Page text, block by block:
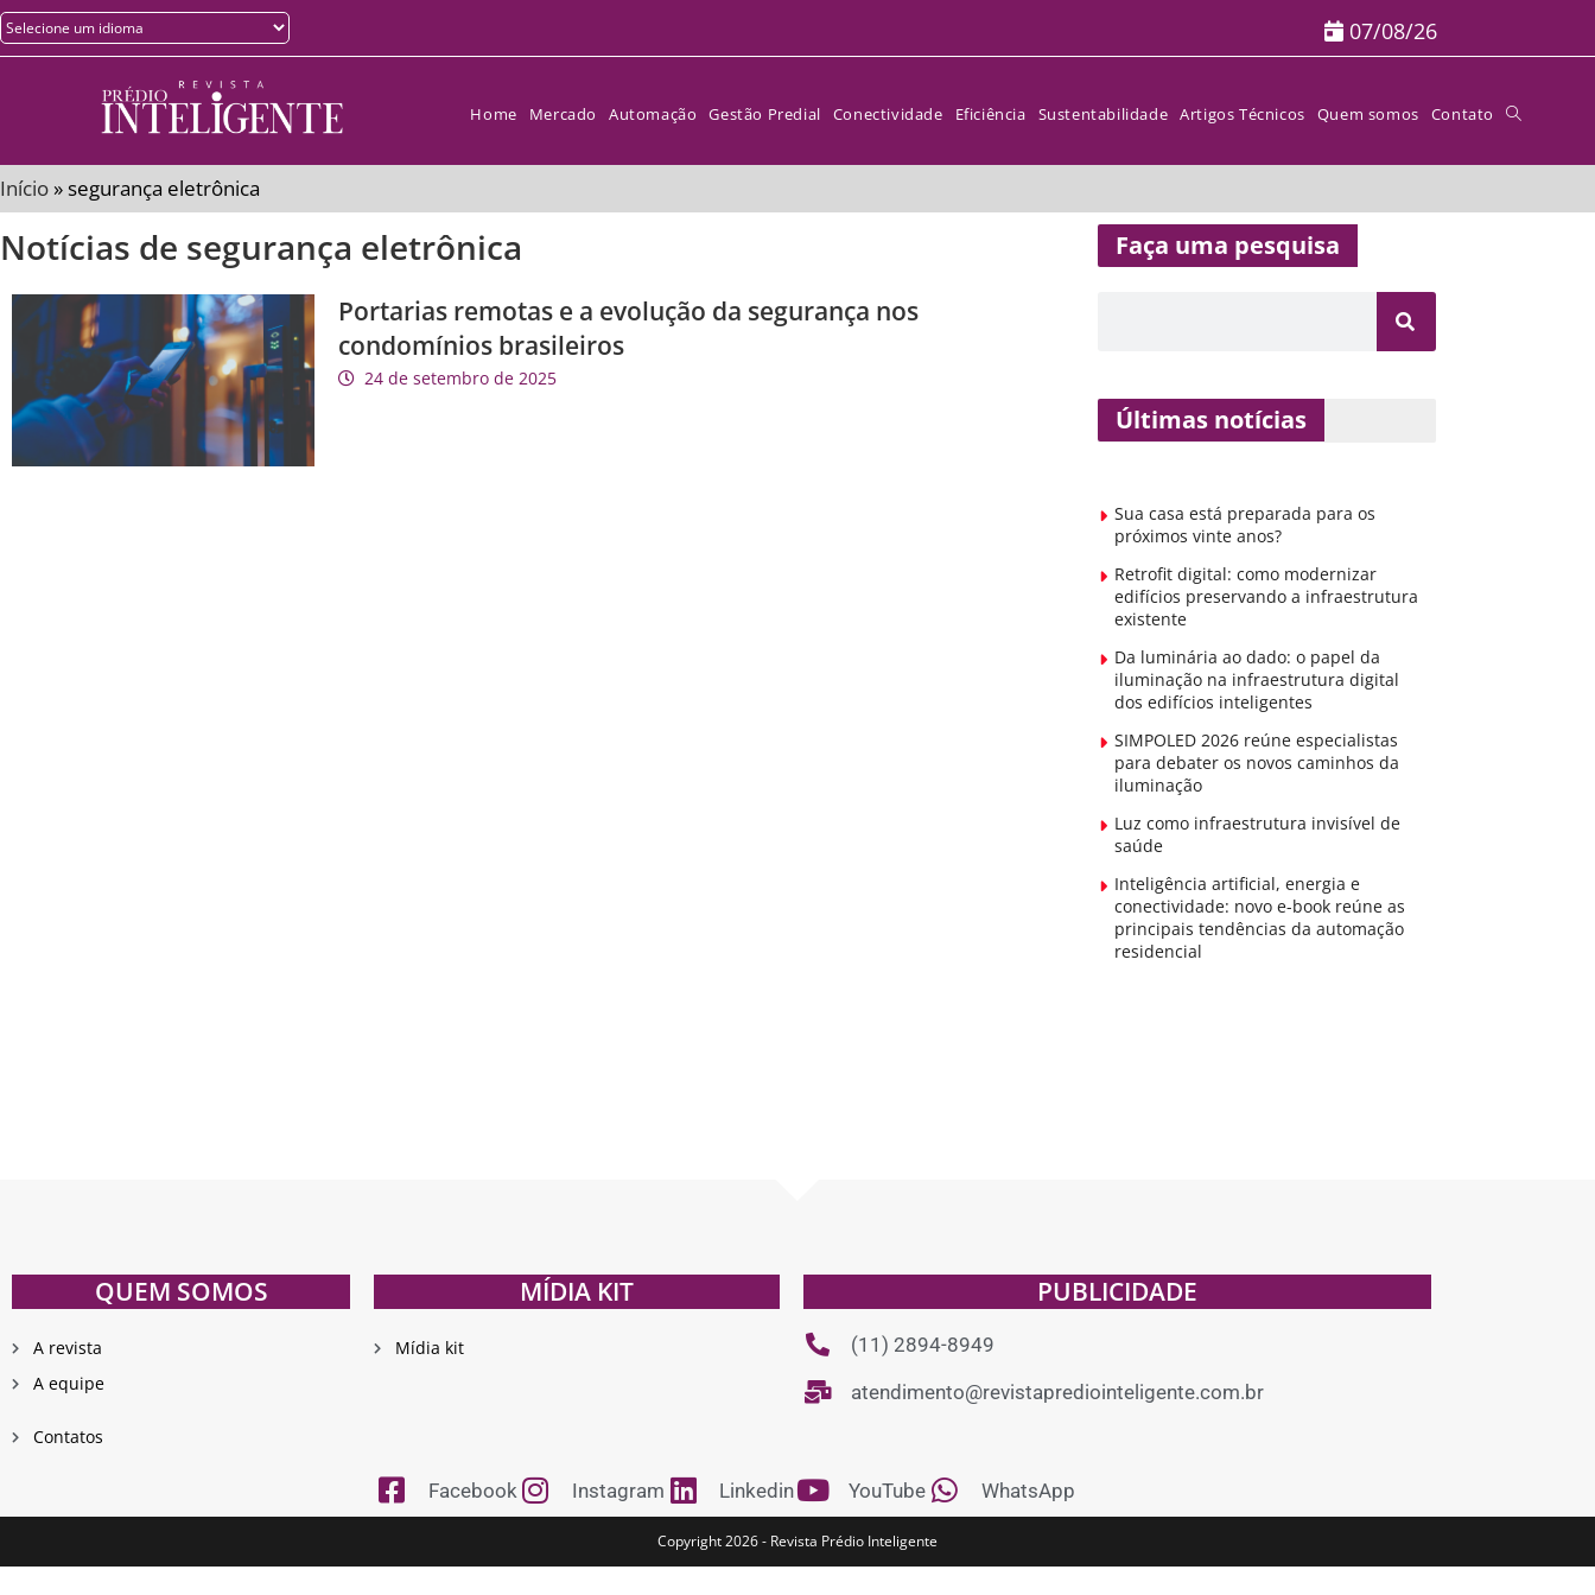
07/08/26
Home Mercado Automação Gestão Predial Conectividade Eficiência Sustentabilidade Artigos Técnicos Quem somos Contato
Início»segurança eletrônica
Notícias de segurança eletrônica
Portarias remotas e a evolução da segurança nos
condomínios brasileiros
24 de setembro de 2025
Faça uma pesquisa
Últimas notícias
Sua casa está preparada para os
próximos vinte anos?
Retrofit digital: como modernizar
edifícios preservando a infraestrutura
existente
Da luminária ao dado: o papel da
iluminação na infraestrutura digital
dos edifícios inteligentes
SIMPOLED 2026 reúne especialistas
para debater os novos caminhos da
iluminação
Luz como infraestrutura invisível de
saúde
Inteligência artificial, energia e
conectividade: novo e-book reúne as
principais tendências da automação
residencial
QUEM SOMOS
A revista
A equipe
Contatos
MÍDIA KIT
Mídia kit
PUBLICIDADE
(11) 2894-8949
atendimento@revistaprediointeligente.com.br
Facebook Instagram Linkedin YouTube WhatsApp
Copyright 2026 - Revista Prédio Inteligente